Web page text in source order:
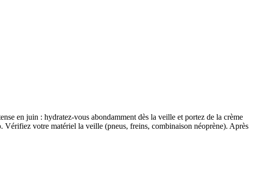
en juin : hydratez-vous abondamment dès la veille et portez de la crème
votre matériel la veille (pneus, freins, combinaison néoprène). Après